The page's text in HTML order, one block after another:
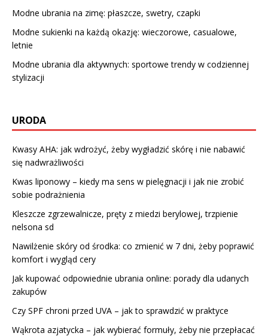
Modne ubrania na zimę: płaszcze, swetry, czapki
Modne sukienki na każdą okazję: wieczorowe, casualowe,
letnie
Modne ubrania dla aktywnych: sportowe trendy w codziennej
stylizacji
URODA
Kwasy AHA: jak wdrożyć, żeby wygładzić skórę i nie nabawić
się nadwrażliwości
Kwas liponowy – kiedy ma sens w pielęgnacji i jak nie zrobić
sobie podrażnienia
Kleszcze zgrzewalnicze, pręty z miedzi berylowej, trzpienie
nelsona sd
Nawilżenie skóry od środka: co zmienić w 7 dni, żeby poprawić
komfort i wygląd cery
Jak kupować odpowiednie ubrania online: porady dla udanych
zakupów
Czy SPF chroni przed UVA – jak to sprawdzić w praktyce
Wąkrota azjatycka – jak wybierać formuły, żeby nie przepłacać